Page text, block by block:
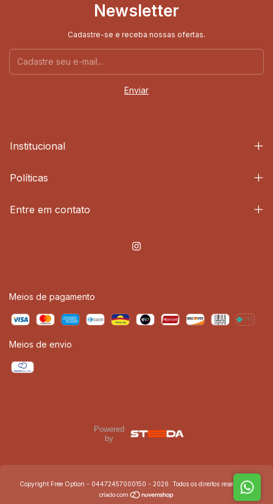
Newsletter
Cadastre-se e receba nossas ofertas.
Institucional
Políticas
Entre em contato
Meios de pagamento
Meios de envio
Powered
by
Copyright Free Option - 04472457000150 - 2026. Todos os direitos reservados.